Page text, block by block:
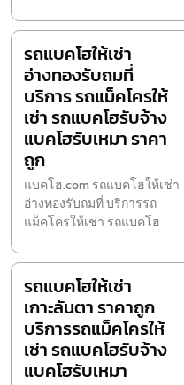
รถแบคโฮให้เช่า
อ่างทองรับถมที่
บริการ รถแม็คโครให้
เช่า รถแบคโฮรับจ้าง
แบคโฮรับเหมา ราคา
ถูก
แบคโฮ.com รถแบคโฮให้เช่า
อ่างทองรับถมที่ บริการรถ
แม็คโครให้เช่า รถแบคโฮ
รถแบคโฮให้เช่า
เกาะลันตา ราคาถูก
บริการรถแม็คโครให้
เช่า รถแบคโฮรับจ้าง
แบคโฮรับเหมา